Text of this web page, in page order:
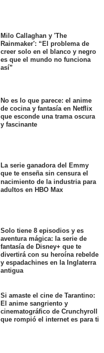
Milo Callaghan y 'The
Rainmaker': “El problema de
creer solo en el blanco y negro
es que el mundo no funciona
así”
No es lo que parece: el anime
de cocina y fantasía en Netflix
que esconde una trama oscura
y fascinante
La serie ganadora del Emmy
que te enseña sin censura el
nacimiento de la industria para
adultos en HBO Max
Solo tiene 8 episodios y es
aventura mágica: la serie de
fantasía de Disney+ que te
divertirá con su heroína rebelde
y espadachines en la Inglaterra
antigua
Si amaste el cine de Tarantino:
El anime sangriento y
cinematográfico de Crunchyroll
que rompió el internet es para ti